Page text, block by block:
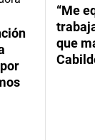
“Me
que